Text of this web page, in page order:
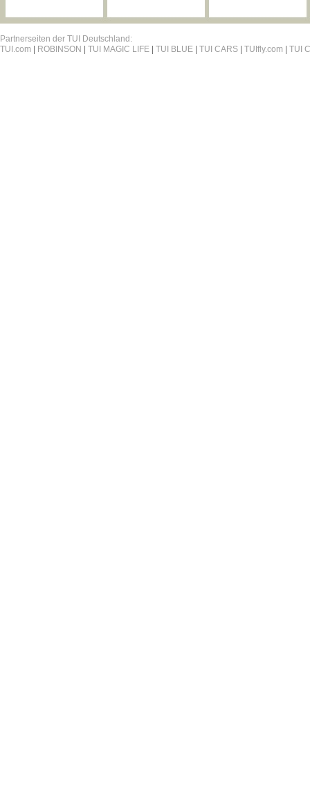
Partnerseiten der TUI Deutschland:
TUI.com
ROBINSON TUI MAGIC LIFE TUI BLUE TUI CARS TUIfly.com TUI